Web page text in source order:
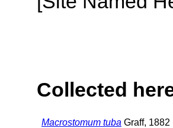
Collected
Macrostomum tuba Graff, 1882